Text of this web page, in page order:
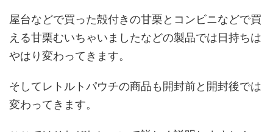
屋台などで買った殻付きの甘栗とコンビニなどで買
える甘栗むいちゃいましたなどの製品では日持ちは
やはり変わってきます。
そしてレトルトパウチの商品も開封前と開封後では
変わってきます。